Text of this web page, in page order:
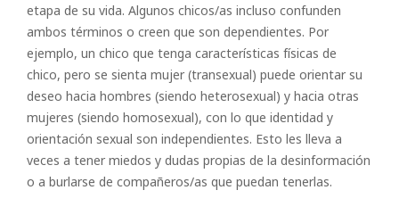
etapa de su vida. Algunos chicos/as incluso confunden
ambos términos o creen que son dependientes. Por
ejemplo, un chico que tenga características físicas de
chico, pero se sienta mujer (transexual) puede orientar su
deseo hacia hombres (siendo heterosexual) y hacia otras
mujeres (siendo homosexual), con lo que identidad y
orientación sexual son independientes. Esto les lleva a
veces a tener miedos y dudas propias de la desinformación
o a burlarse de compañeros/as que puedan tenerlas.